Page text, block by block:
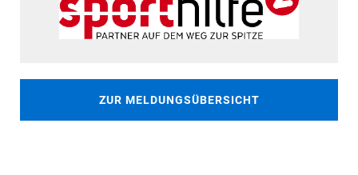
ZUR MELDUNGSÜBERSICHT